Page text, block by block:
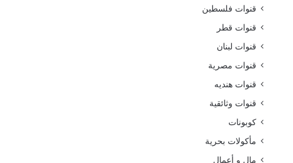
قنوات فلسطين
قنوات قطر
قنوات لبنان
قنوات مصرية
قنوات هنديه
قنوات وثائقية
كوبونات
مأكولات بحرية
مال و أعمال